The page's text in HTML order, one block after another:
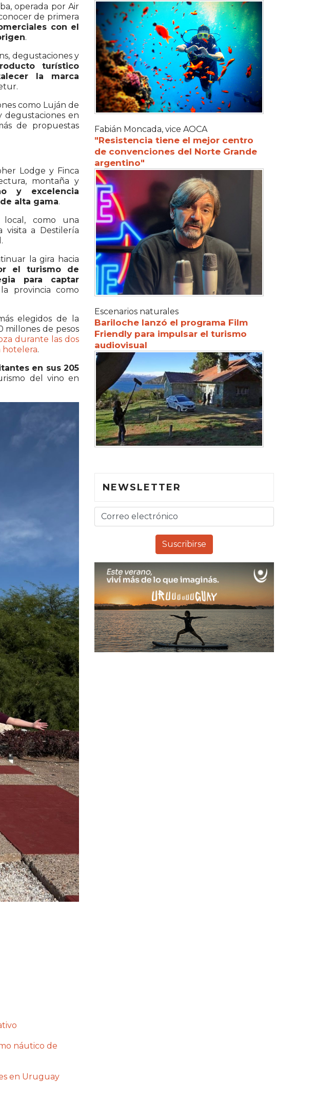
operada por Air
de primera
con el
.
degustaciones y
turístico
la marca
como Luján de
degustaciones en
de propuestas
Lodge y Finca
montaña y
y excelencia
alta gama.
local, como una
visita a Destilería
la gira hacia
el turismo de
para captar
provincia como
elegidos de la
millones de pesos
durante las dos
hotelera.
en sus 205
del vino en
náutico de
en Uruguay
Fabián Moncada, vice AOCA
"Resistencia tiene el mejor centro
de convenciones del Norte Grande
argentino"
Escenarios naturales
Bariloche lanzó el programa Film
Friendly para impulsar el turismo
audiovisual
NEWSLETTER